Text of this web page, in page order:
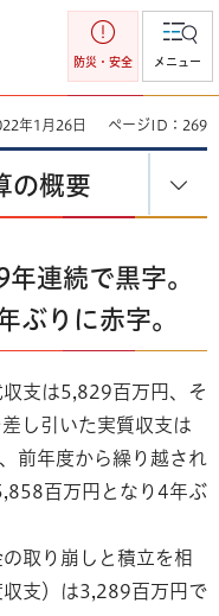
防災・安全 メニュー
年1月26日 ページID：269
の概要
連続で黒字。
ぶりに赤字。
支は5,829百万円、そ
し引いた実質収支は
前年度から繰り越され
百万円となり4年ぶ
取り崩しと積立を相
支）は3,289百万円で